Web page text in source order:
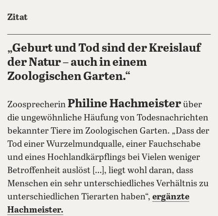
Zitat
„Geburt und Tod sind der Kreislauf
der Natur – auch in einem
Zoologischen Garten.“
Zoosprecherin Philine Hachmeister über
die ungewöhnliche Häufung von Todesnachrichten
bekannter Tiere im Zoologischen Garten. „Dass der
Tod einer Wurzelmundqualle, einer Fauchschabe
und eines Hochlandkärpflings bei Vielen weniger
Betroffenheit auslöst […], liegt wohl daran, dass
Menschen ein sehr unterschiedliches Verhältnis zu
unterschiedlichen Tierarten haben“, ergänzte
Hachmeister.